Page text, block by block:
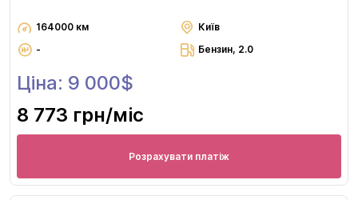
164000 км
Київ
-
Бензин, 2.0
Ціна: 9 000$
8 773 грн/міс
Розрахувати платіж